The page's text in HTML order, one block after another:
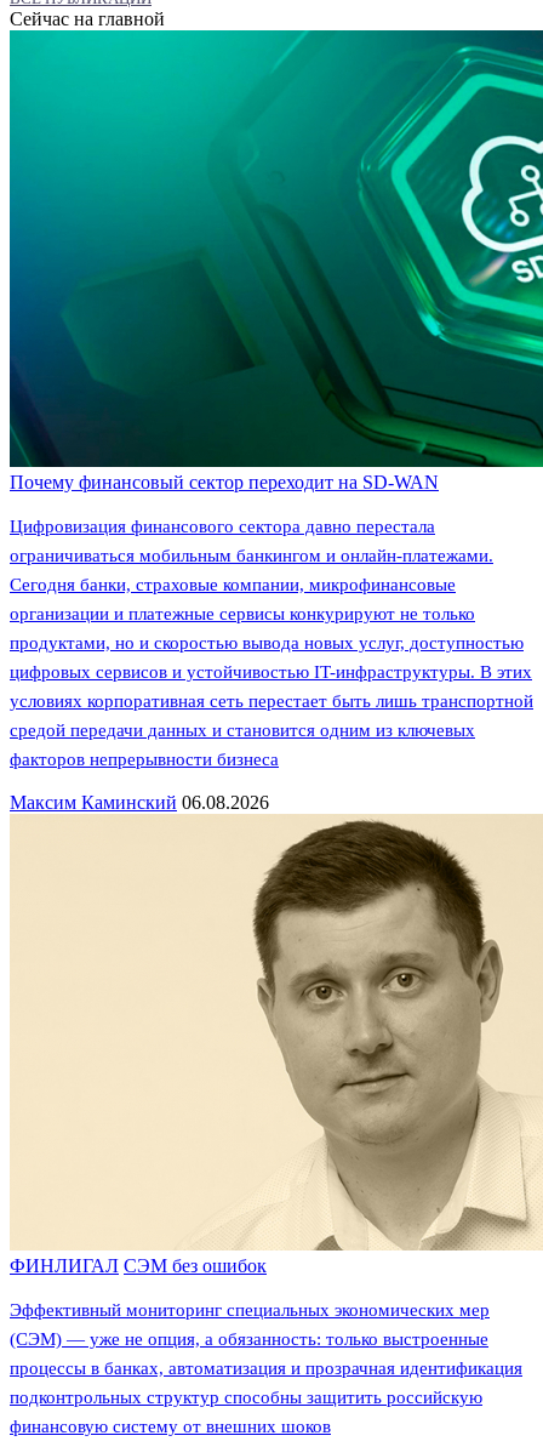
Сейчас на главной
Почему финансовый сектор переходит на SD-WAN
Цифровизация финансового сектора давно перестала
ограничиваться мобильным банкингом и онлайн-платежами.
Сегодня банки, страховые компании, микрофинансовые
организации и платежные сервисы конкурируют не только
продуктами, но и скоростью вывода новых услуг, доступностью
цифровых сервисов и устойчивостью IT-инфраструктуры. В этих
условиях корпоративная сеть перестает быть лишь транспортной
средой передачи данных и становится одним из ключевых
факторов непрерывности бизнеса
Максим Каминский 06.08.2026
ФИНЛИГАЛ СЭМ без ошибок
Эффективный мониторинг специальных экономических мер
(СЭМ) — уже не опция, а обязанность: только выстроенные
процессы в банках, автоматизация и прозрачная идентификация
подконтрольных структур способны защитить российскую
финансовую систему от внешних шоков